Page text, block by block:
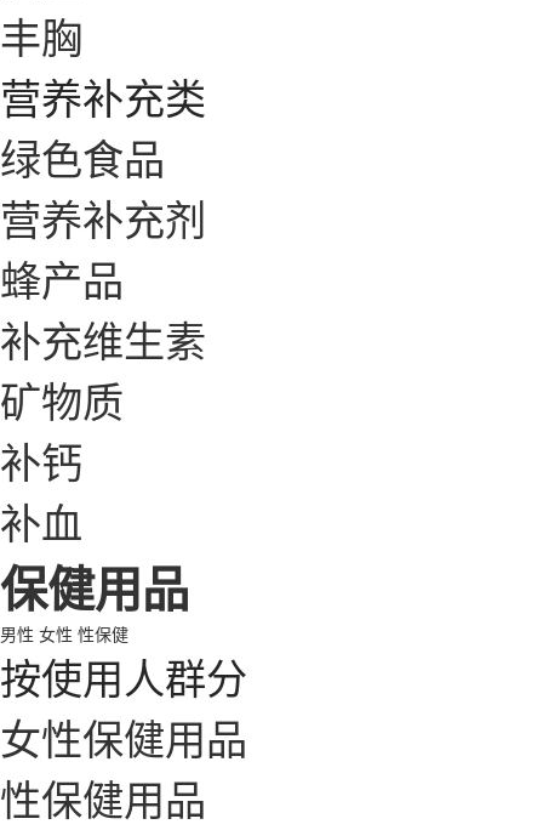
丰胸
营养补充类
绿色食品
营养补充剂
蜂产品
补充维生素
矿物质
补钙
补血
保健用品
男性 女性 性保健
按使用人群分
女性保健用品
性保健用品